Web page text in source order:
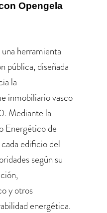
Opengela
herramienta
pública, diseñada
la
inmobiliario vasco
Mediante la
Energético de
edificio del
según su
y otros
energética.